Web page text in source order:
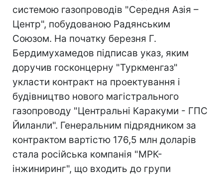
системою газопроводів "Середня Азія –
Центр", побудованою Радянським
Союзом. На початку березня Г.
Бердимухамедов підписав указ, яким
доручив госконцерну "Туркменгаз"
укласти контракт на проектування і
будівництво нового магістрального
газопроводу "Центральні Каракуми - ГПС
Йиланли". Генеральним підрядником за
контрактом вартістю 176,5 млн доларів
стала російська компанія "МРК-
інжиниринг", що входить до групи